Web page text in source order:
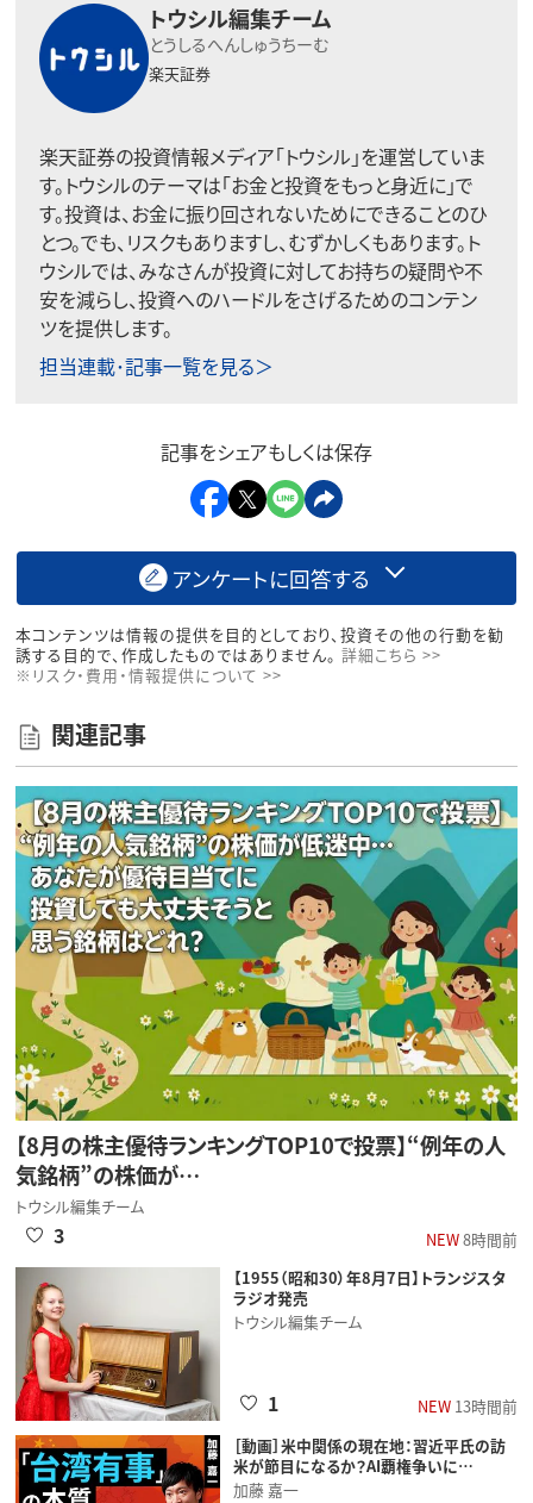
トウシル編集チーム
とうしるへんしゅうちーむ
楽天証券
楽天証券の投資情報メディア「トウシル」を運営していま
す。トウシルのテーマは「お金と投資をもっと身近に」で
す。投資は、お金に振り回されないためにできることのひ
とつ。でも、リスクもありますし、むずかしくもあります。ト
ウシルでは、みなさんが投資に対してお持ちの疑問や不
安を減らし、投資へのハードルをさげるためのコンテン
ツを提供します。
担当連載･記事一覧を見る＞
記事をシェアもしくは保存
アンケートに回答する
本コンテンツは情報の提供を目的としており、投資その他の行動を勧
誘する目的で、作成したものではありません。 詳細こちら >>
※リスク・費用・情報提供について >>
関連記事
【8月の株主優待ランキングTOP10で投票】“例年の人
気銘柄”の株価が…
トウシル編集チーム
NEW8時間前
3
【1955（昭和30）年8月7日】トランジスタ
ラジオ発売
トウシル編集チーム
NEW13時間前
1
［動画］米中関係の現在地：習近平氏の訪
米が節目になるか？AI覇権争いに…
加藤 嘉一